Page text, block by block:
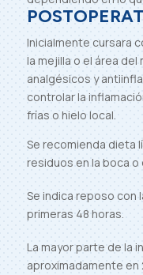
Inicialmente cursara
la mejilla o el área
analgésicos y
controlar la
frías o hielo local.
Se recomienda dieta
residuos en la boca o
Se indica reposo con
primeras 48 horas.
La mayor parte de la
aproximadamente en